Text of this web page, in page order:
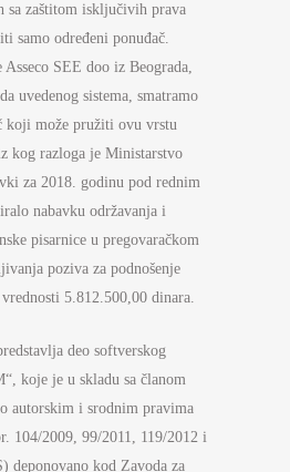
sa zaštitom isključivih prava
samo određeni ponuđač.
SEE doo iz Beograda,
uvedenog sistema, smatramo
koji može pružiti ovu vrstu
kog razloga je Ministarstvo
za 2018. godinu pod rednim
nabavku održavanja i
pisarnice u pregovaračkom
poziva za podnošenje
5.812.500,00 dinara.
deo softverskog
koje je u skladu sa članom
autorskim i srodnim pravima
104/2009, 99/2011, 119/2012 i
deponovano kod Zavoda za